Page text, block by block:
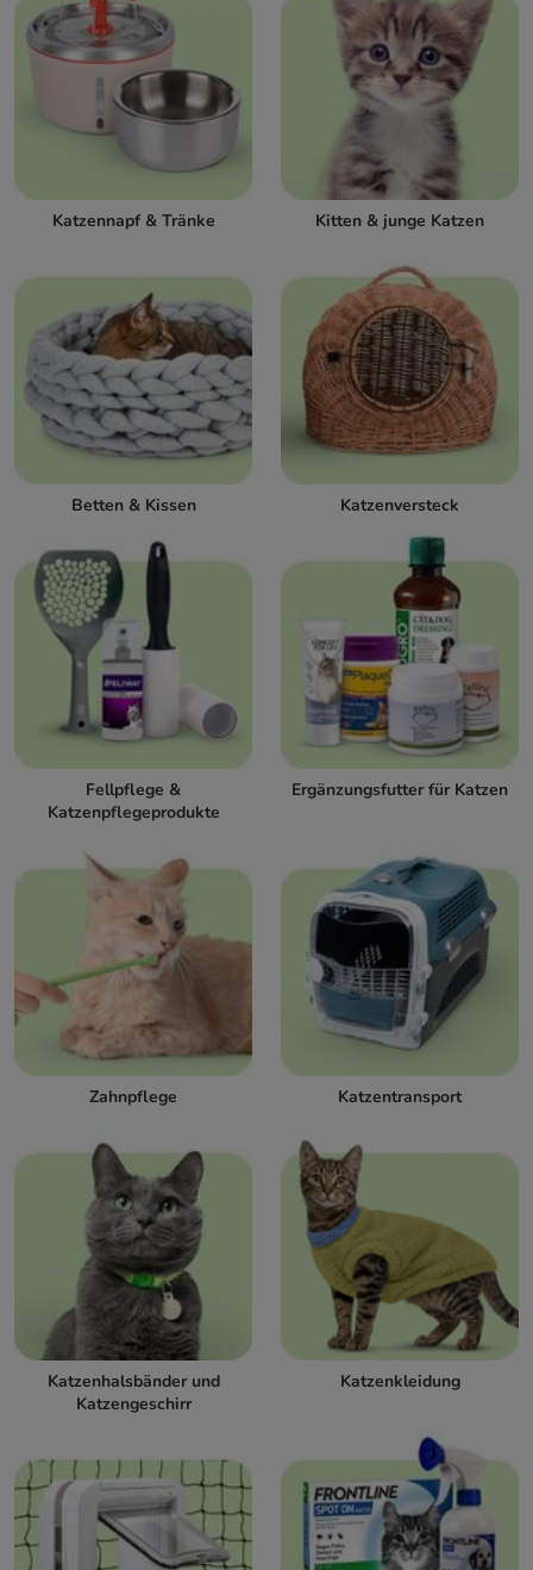
Katzennapf & Tränke Kitten & junge Katzen
Betten & Kissen Katzenversteck
Fellpflege &
Katzenpflegeprodukte
Ergänzungsfutter für Katzen
Zahnpflege Katzentransport
Katzenhalsbänder und
Katzengeschirr
Katzenkleidung